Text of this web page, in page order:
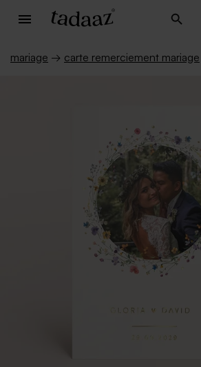
mariage → carte remerciement mariage